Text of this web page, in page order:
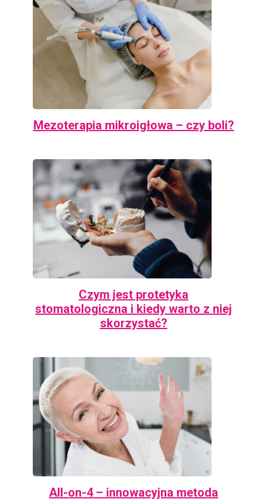
Mezoterapia mikroigłowa – czy boli?
Czym jest protetyka
stomatologiczna i kiedy warto z niej
skorzystać?
All-on-4 – innowacyjna metoda